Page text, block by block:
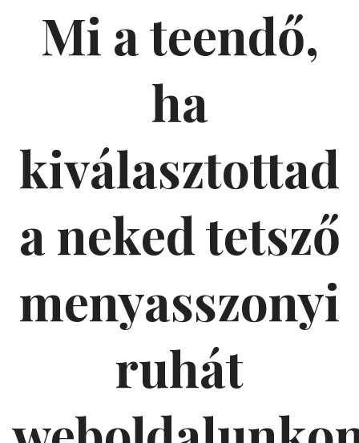
Mi a teendő,
ha
kiválasztottad
a neked tetsző
menyasszonyi
ruhát